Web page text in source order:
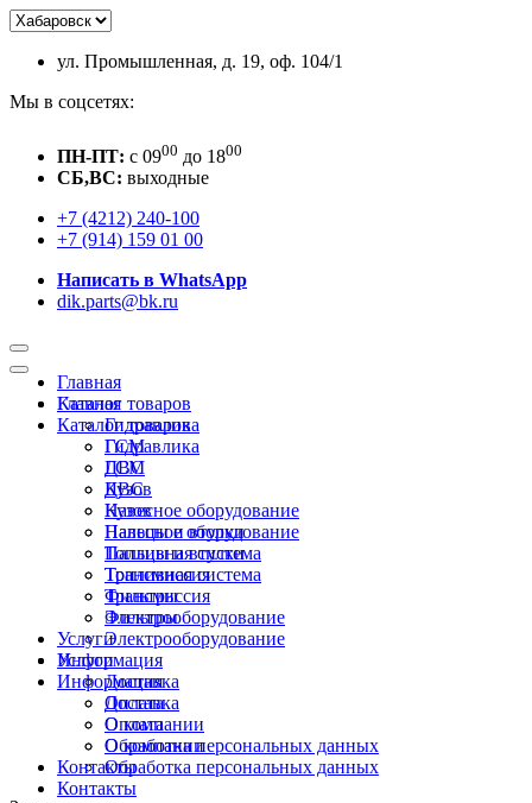
ул. Промышленная, д. 19, оф. 104/1
Мы в соцсетях:
ПН-ПТ: c 0900 до 1800
СБ,ВС: выходные
+7 (4212) 240-100
+7 (914) 159 01 00
Написать в WhatsApp
dik.parts@bk.ru
Главная
Каталог товаров
Гидравлика
ГСМ
ДВС
Кузов
Навесное оборудование
Пальцы и втулки
Топливная система
Трансмиссия
Фильтры
Электрооборудование
Услуги
Информация
Доставка
Оплата
О компании
Обработка персональных данных
Контакты
Главная
Каталог товаров
Гидравлика
ГСМ
ДВС
Кузов
Навесное оборудование
Пальцы и втулки
Топливная система
Трансмиссия
Фильтры
Электрооборудование
Услуги
Информация
Доставка
Оплата
О компании
Обработка персональных данных
Контакты